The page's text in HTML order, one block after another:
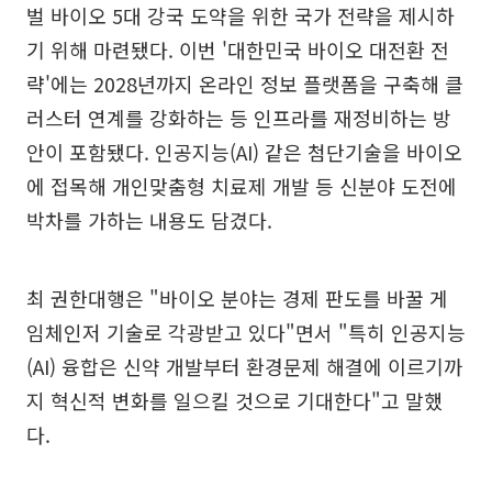
벌 바이오 5대 강국 도약을 위한 국가 전략을 제시하
기 위해 마련됐다. 이번 '대한민국 바이오 대전환 전
략'에는 2028년까지 온라인 정보 플랫폼을 구축해 클
러스터 연계를 강화하는 등 인프라를 재정비하는 방
안이 포함됐다. 인공지능(AI) 같은 첨단기술을 바이오
에 접목해 개인맞춤형 치료제 개발 등 신분야 도전에
박차를 가하는 내용도 담겼다.
최 권한대행은 "바이오 분야는 경제 판도를 바꿀 게
임체인저 기술로 각광받고 있다"면서 "특히 인공지능
(AI) 융합은 신약 개발부터 환경문제 해결에 이르기까
지 혁신적 변화를 일으킬 것으로 기대한다"고 말했
다.